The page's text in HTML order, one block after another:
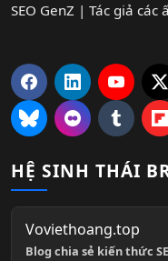
SEO GenZ | Tác giả các
HỆ SINH THÁI
Voviethoang.top
Blog chia sẻ kiến thức